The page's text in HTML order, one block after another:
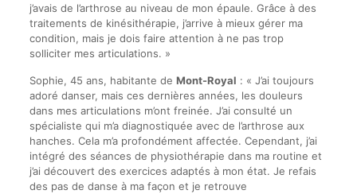
j’avais de l’arthrose au niveau de mon épaule. Grâce à des
traitements de kinésithérapie, j’arrive à mieux gérer ma
condition, mais je dois faire attention à ne pas trop
solliciter mes articulations. »
Sophie, 45 ans, habitante de Mont-Royal : « J’ai toujours
adoré danser, mais ces dernières années, les douleurs
dans mes articulations m’ont freinée. J’ai consulté un
spécialiste qui m’a diagnostiquée avec de l’arthrose aux
hanches. Cela m’a profondément affectée. Cependant, j’ai
intégré des séances de physiothérapie dans ma routine et
j’ai découvert des exercices adaptés à mon état. Je refais
des pas de danse à ma façon et je retrouve